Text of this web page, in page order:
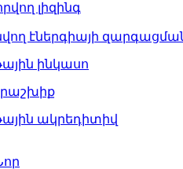
լիզինգ
էներգիայի զարգացման
ինկասո
ակրեդիտիվ